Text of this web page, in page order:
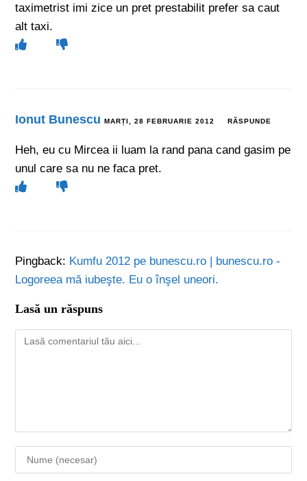
taximetrist imi zice un pret prestabilit prefer sa caut
alt taxi.
Ionut Bunescu MARȚI, 28 FEBRUARIE 2012 RĂSPUNDE
Heh, eu cu Mircea ii luam la rand pana cand gasim pe
unul care sa nu ne faca pret.
Pingback: Kumfu 2012 pe bunescu.ro | bunescu.ro -
Logoreea mă iubeşte. Eu o înşel uneori.
Lasă un răspuns